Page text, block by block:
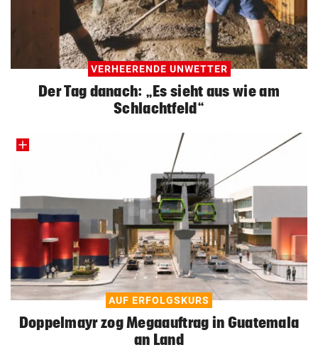
VERHEERENDE UNWETTER
Der Tag danach: „Es sieht aus wie am
Schlachtfeld“
AUF ERFOLGSKURS
Doppelmayr zog Megaauftrag in Guatemala
an Land